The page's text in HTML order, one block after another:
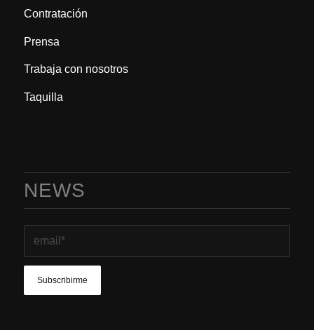
Contratación
Prensa
Trabaja con nosotros
Taquilla
NEWS